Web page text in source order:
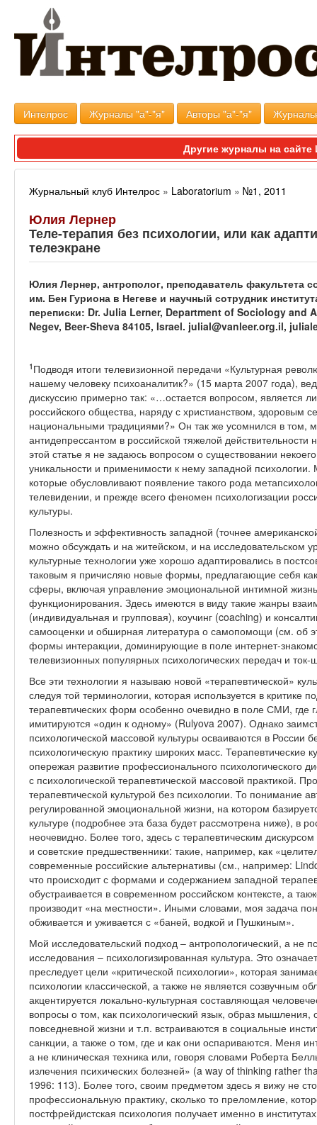
Интелрос Журналы "а"-"я" Авторы "а"-"я"
Другие журналы на
Журнальный клуб Интелрос » Laboratorium » №1, 2011
Юлия Лернер
Теле-терапия без психологии, или как
телеэкране
Юлия Лернер, антрополог, преподаватель факультета
им. Бен Гуриона в Негеве и научный сотрудник
переписки: Dr. Julia Lerner, Department of Sociology
Negev, Beer-Sheva 84105, Israel. julial@vanleer.org.il,
1 Подводя итоги телевизионной передачи «Культурная
нашему человеку психоаналитик?» (15 марта 2007 года),
дискуссию примерно так: «…остается вопросом, является
российского общества, наряду с христианством,
национальными традициями?» Он так же усомнился в том,
антидепрессантом в российской тяжелой
этой статье я не задаюсь вопросом о существовании
уникальности и применимости к нему западной
которые обусловливают появление такого рода
телевидении, и прежде всего феномен психологизации
культуры.
Полезность и эффективность западной (точнее
можно обсуждать и на житейском, и на исследовательском
культурные технологии уже хорошо адаптировались в
таковым я причисляю новые формы, предлагающие себя как
сферы, включая управление эмоциональной интимной
функционирования. Здесь имеются в виду такие жанры
(индивидуальная и групповая), коучинг (coaching) и
самооценки и обширная литература о самопомощи (см. об
формы интеракции, доминирующие в поле интернет-
телевизионных популярных психологических передач и
Все эти технологии я называю новой «терапевтической»
следуя той терминологии, которая используется в критике
терапевтических форм особенно очевидно в поле СМИ, где
имитируются «один к одному» (Rulyova 2007). Однако
психологической массовой культуры осваиваются в России
психологическую практику широких масс.
опережая развитие профессионального психологического
с психологической терапевтической массовой практикой.
терапевтической культурой без психологии. То понимание
регулированной эмоциональной жизни, на котором
культуре (подробнее эта база будет рассмотрена ниже), в
неочевидно. Более того, здесь с терапевтическим
и советские предшественники: такие, например, как
современные российские альтернативы (см., например:
что происходит с формами и содержанием западной
обустраивается в современном российском контексте, а
производит «на местности». Иными словами, моя задача
обживается и уживается с «баней, водкой и Пушкиным».
Мой исследовательский подход – антропологический, а не
исследования – психологизированная культура. Это
преследует цели «критической психологии», которая
психологии классической, а также не является созвучным
акцентируется локально-культурная составляющая
вопросы о том, как психологический язык, образ
повседневной жизни и т.п. встраиваются в социальные
санкции, а также о том, где и как они оспариваются. Меня
а не клиническая техника или, говоря словами Роберта
излечения психических болезней» (a way of thinking rather
1996: 113). Более того, своим предметом здесь я вижу не
профессиональную практику, сколько то преломление,
постфрейдистская психология получает именно в